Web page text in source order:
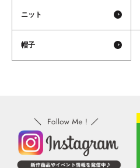
ニット
帽子